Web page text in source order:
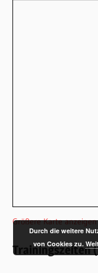
Größere Karte anzeigen
Trainingszeiten
Durch die weitere
von Cookies zu.